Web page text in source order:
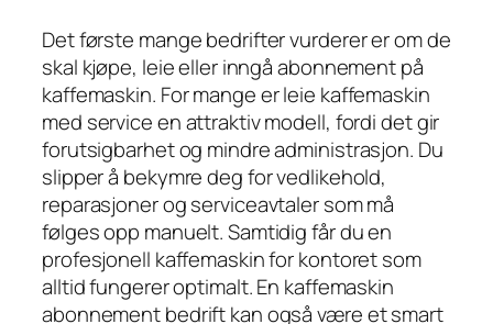
Det første mange bedrifter vurderer er om de
skal kjøpe, leie eller inngå abonnement på
kaffemaskin. For mange er leie kaffemaskin
med service en attraktiv modell, fordi det gir
forutsigbarhet og mindre administrasjon. Du
slipper å bekymre deg for vedlikehold,
reparasjoner og serviceavtaler som må
følges opp manuelt. Samtidig får du en
profesjonell kaffemaskin for kontoret som
alltid fungerer optimalt. En kaffemaskin
abonnement bedrift kan også være et smart